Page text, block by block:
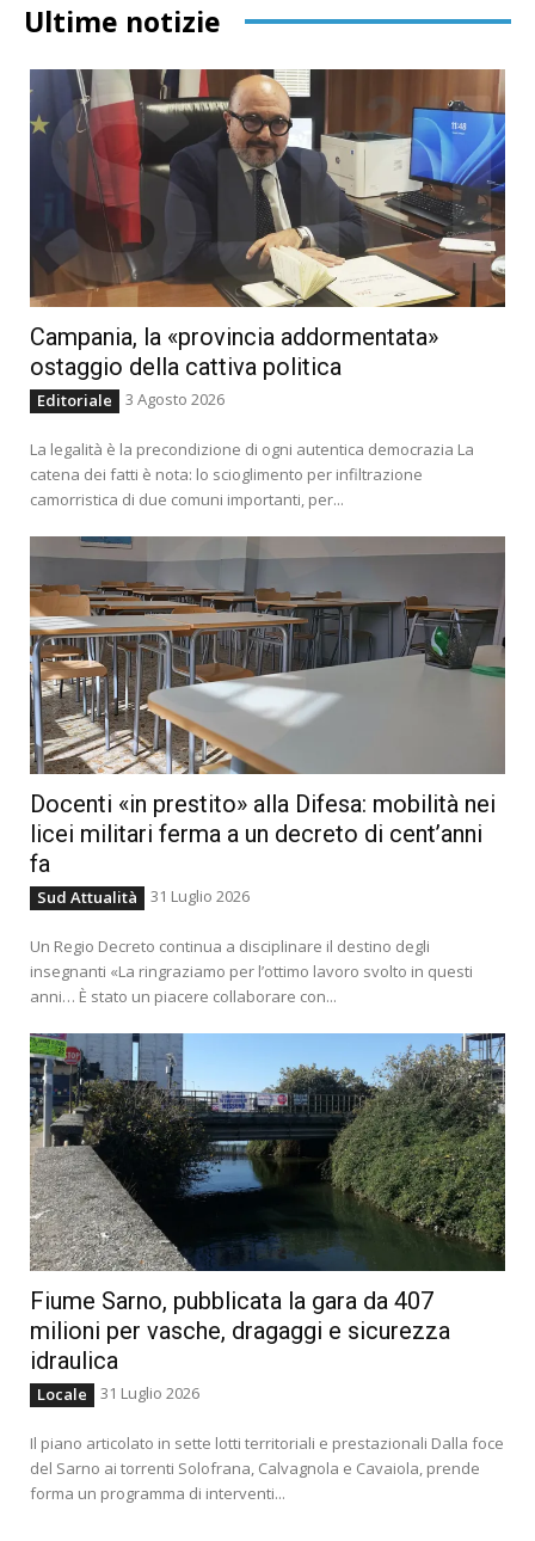
Ultime notizie
Campania, la «provincia addormentata»
ostaggio della cattiva politica
Editoriale 3 Agosto 2026
La legalità è la precondizione di ogni autentica democrazia La
catena dei fatti è nota: lo scioglimento per infiltrazione
camorristica di due comuni importanti, per...
Docenti «in prestito» alla Difesa: mobilità nei
licei militari ferma a un decreto di cent’anni
fa
Sud Attualità 31 Luglio 2026
Un Regio Decreto continua a disciplinare il destino degli
insegnanti «La ringraziamo per l’ottimo lavoro svolto in questi
anni… È stato un piacere collaborare con...
Fiume Sarno, pubblicata la gara da 407
milioni per vasche, dragaggi e sicurezza
idraulica
Locale 31 Luglio 2026
Il piano articolato in sette lotti territoriali e prestazionali Dalla foce
del Sarno ai torrenti Solofrana, Calvagnola e Cavaiola, prende
forma un programma di interventi...